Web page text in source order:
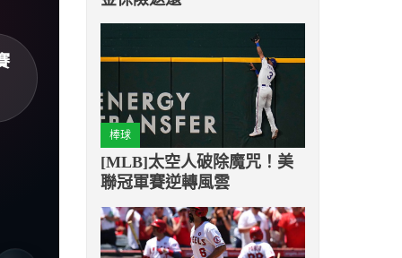
棒球
[MLB]太空人破除魔咒！美
聯冠軍賽逆轉風雲